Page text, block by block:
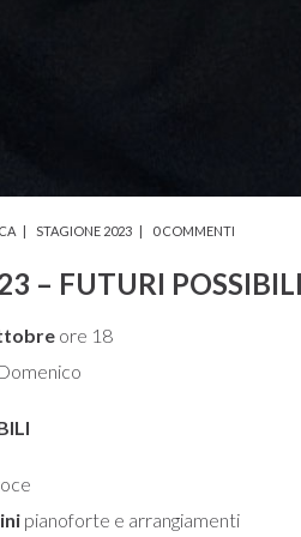
STAGIONE 2023 0 COMMENTI
– FUTURI
ore 18
pianoforte e arrangiamenti